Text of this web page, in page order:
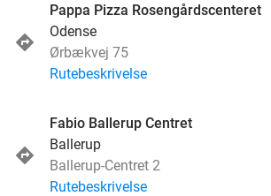
Pappa Pizza Rosengårdscenteret
Odense
Ørbækvej 75
Rutebeskrivelse
Fabio Ballerup Centret
Ballerup
Ballerup-Centret 2
Rutebeskrivelse